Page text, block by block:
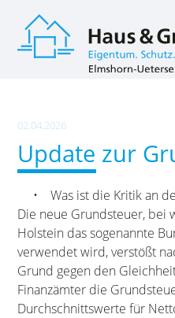
Suchbegriffe
02.04.2026
Update zur
• Was ist die Kritik an
Die neue Grundsteuer, bei
Holstein das sogenannte
verwendet wird, verstößt
Grund gegen den
Finanzämter die
Durchschnittswerte für